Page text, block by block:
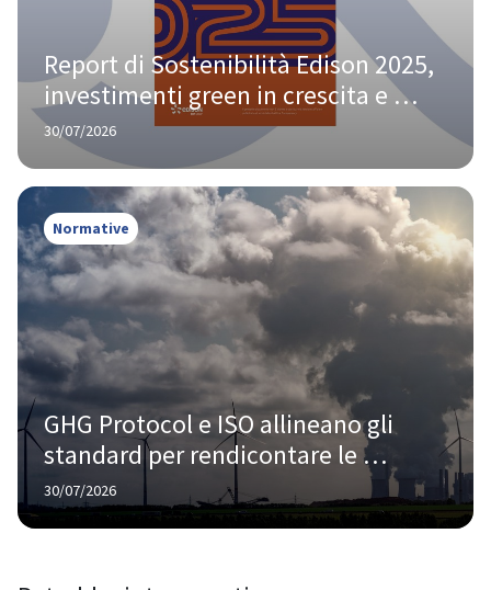
Report di Sostenibilità Edison 2025,
investimenti green in crescita e
l’86% delle risorse allineate agli
SDGs
30/07/2026
Normative
GHG Protocol e ISO allineano gli
standard per rendicontare le
emissioni di carbonio, cosa cambia
per le aziende
30/07/2026